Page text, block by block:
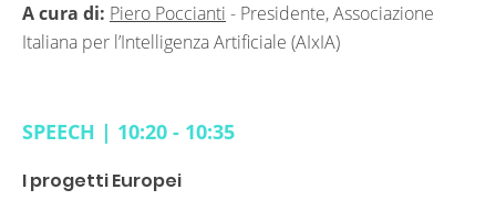
A cura di: Piero Poccianti - Presidente, Associazione
Italiana per l’Intelligenza Artificiale (AIxIA)
SPEECH | 10:20 - 10:35
I progetti Europei